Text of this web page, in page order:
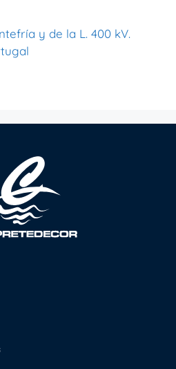
y de la L. 400 kV.